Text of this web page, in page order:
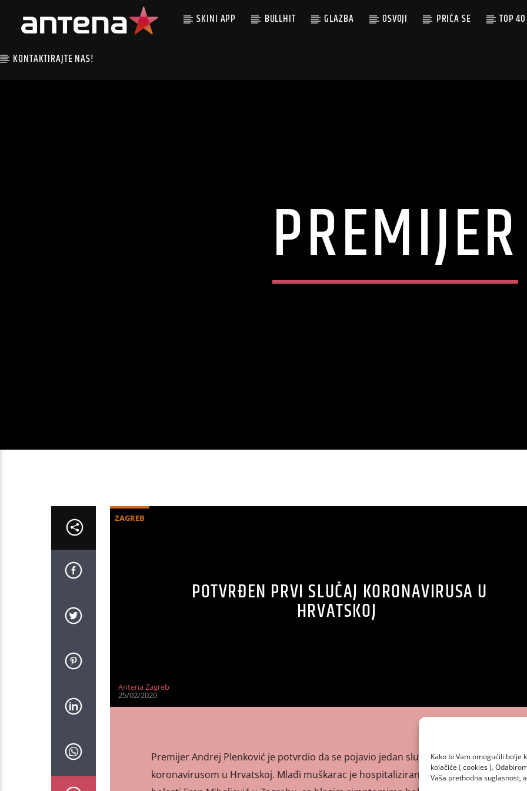
Kako bi Vam omogućili bolje
kolačiće ( cookies ).
Vaša prethodna suglasnost,
SKINI APP BULLHIT GLAZBA OSVOJI PRIČA SE TOP 40
KONTAKTIRAJTE NAS!
PREMIJER
ZAGREB
POTVRĐEN PRVI SLUČAJ KORONAVIRUSA U
HRVATSKOJ
Antena Zagreb
25/02/2020
Premijer Andrej Plenković je potvrdio da se pojavio jedan slučaj zaraze
koronavirusom u Hrvatskoj. Mlađi muškarac je hospitaliziran u Klinici za infektivne